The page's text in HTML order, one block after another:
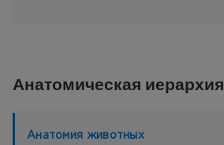
Анатомическая иерархия
Анатомия животных